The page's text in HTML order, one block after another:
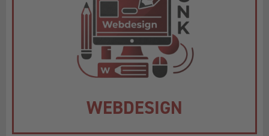
WEBDESIGN